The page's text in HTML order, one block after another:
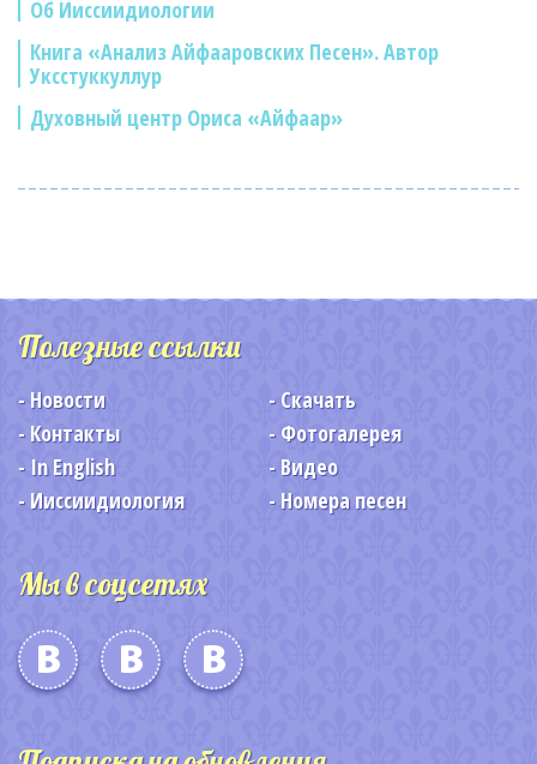
Об Ииссиидиологии
Книга «Анализ Айфааровских Песен». Автор
Уксстуккуллур
Духовный центр Ориса «Айфаар»
Полезные ссылки
Новости
Скачать
Контакты
Фотогалерея
In English
Видео
Ииссиидиология
Номера песен
Мы в соцсетях